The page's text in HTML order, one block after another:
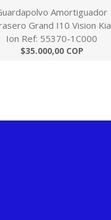
Amortiguador
Grand I10 Vision Kia
Ion Ref: 55370-1C000
$35.000,00 COP